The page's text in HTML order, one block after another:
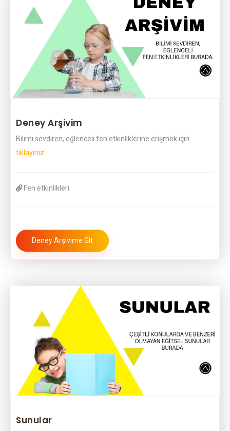
Deney Arşivim
Bilimi sevdiren, eğlenceli fen etkinliklerine erişmek için
tıklayınız.
Fen etkinlikleri
Deney Arşivime Git
Sunular